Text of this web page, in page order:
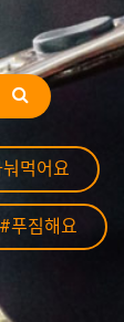
먹어요
#푸짐해요